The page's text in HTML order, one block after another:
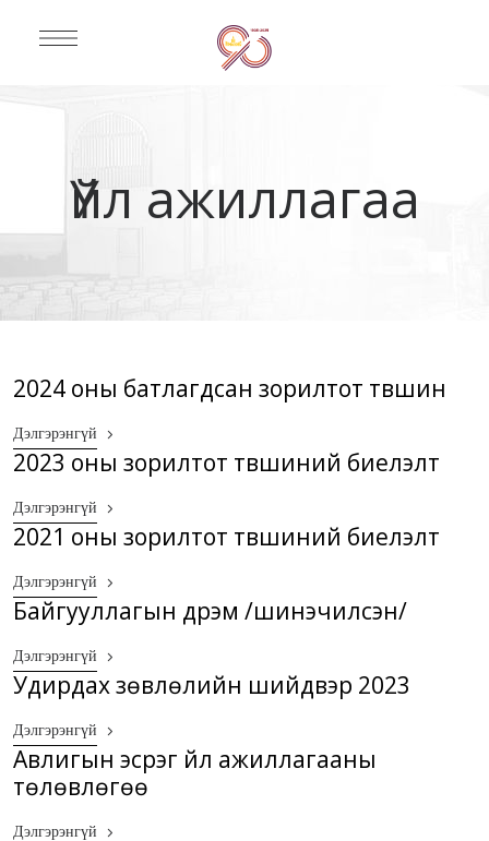
Үйл ажиллагаа
2024 оны батлагдсан зорилтот түвшин
Дэлгэрэнгүй
2023 оны зорилтот түвшиний биелэлт
Дэлгэрэнгүй
2021 оны зорилтот түвшиний биелэлт
Дэлгэрэнгүй
Байгууллагын дүрэм /шинэчилсэн/
Дэлгэрэнгүй
Удирдах зөвлөлийн шийдвэр 2023
Дэлгэрэнгүй
Авлигын эсрэг үйл ажиллагааны
төлөвлөгөө
Дэлгэрэнгүй